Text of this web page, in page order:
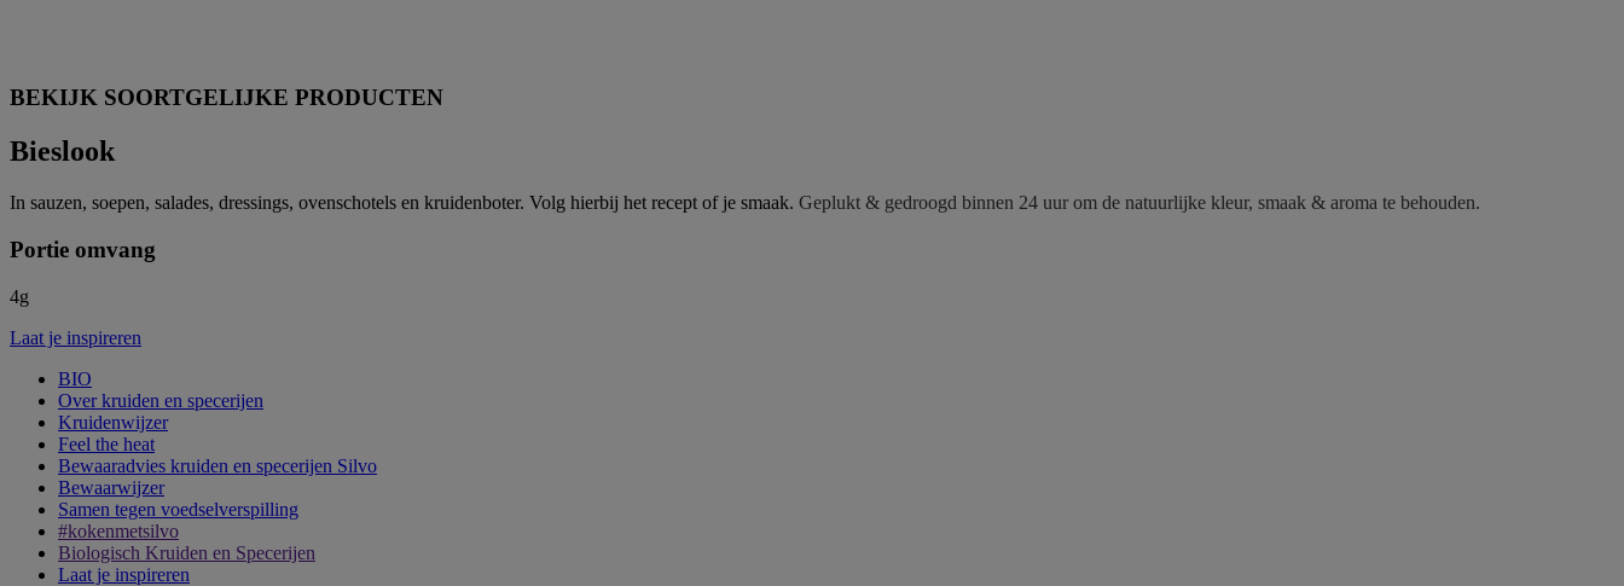
BEKIJK SOORTGELIJKE PRODUCTEN
Bieslook
In sauzen, soepen, salades, dressings, ovenschotels en kruidenboter. Volg hierbij het recept of je smaak. Geplukt & gedroogd binnen 24 uur om de natuurlijke kleur, smaak & aroma te behouden.
Portie omvang
4g
Laat je inspireren
BIO
Over kruiden en specerijen
Kruidenwijzer
Feel the heat
Bewaaradvies kruiden en specerijen Silvo
Bewaarwijzer
Samen tegen voedselverspilling
#kokenmetsilvo
Biologisch Kruiden en Specerijen
Laat je inspireren